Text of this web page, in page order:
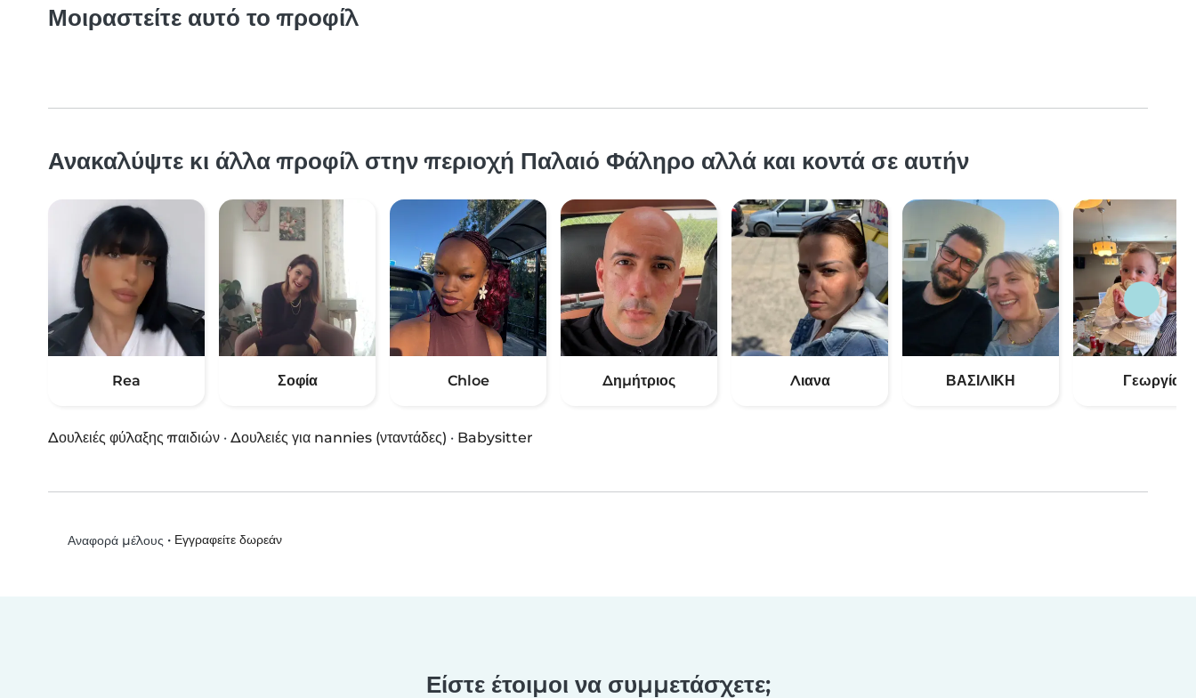
Μοιραστείτε αυτό το προφίλ
Ανακαλύψτε κι άλλα προφίλ στην περιοχή Παλαιό Φάληρο αλλά και κοντά σε αυτήν
Rea Σοφία Chloe Δημήτριος Λιανα ΒΑΣΙΛΙΚΗ Γεωργία
Δουλειές φύλαξης παιδιών · Δουλειές για nannies (νταντάδες) · Babysitter
Αναφορά μέλους • Εγγραφείτε δωρεάν
Είστε έτοιμοι να συμμετάσχετε;